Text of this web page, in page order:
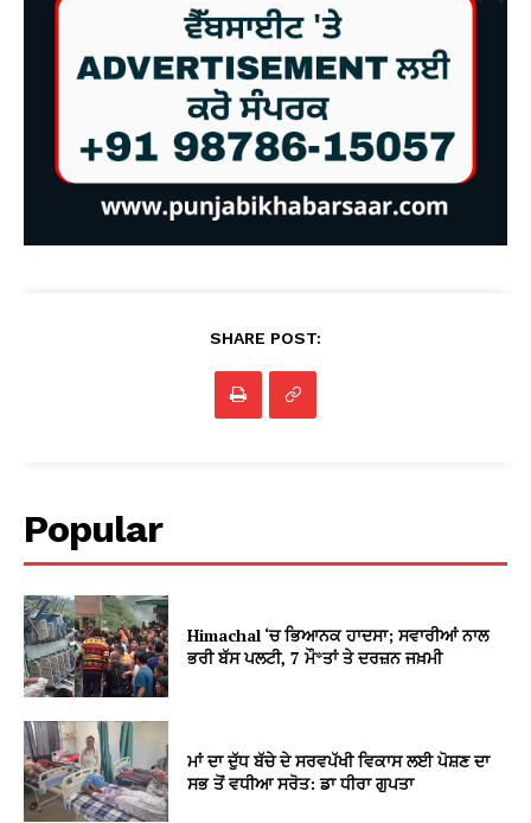
SHARE POST:
Popular
Himachal ‘ਚ ਭਿਆਨਕ ਹਾਦਸਾ; ਸਵਾਰੀਆਂ ਨਾਲ
ਭਰੀ ਬੱਸ ਪਲਟੀ, 7 ਮੌ*ਤਾਂ ਤੇ ਦਰਜ਼ਨ ਜਖ਼ਮੀ
ਮਾਂ ਦਾ ਦੁੱਧ ਬੱਚੇ ਦੇ ਸਰਵਪੱਖੀ ਵਿਕਾਸ ਲਈ ਪੋਸ਼ਣ ਦਾ
ਸਭ ਤੋਂ ਵਧੀਆ ਸਰੋਤ: ਡਾ ਧੀਰਾ ਗੁਪਤਾ